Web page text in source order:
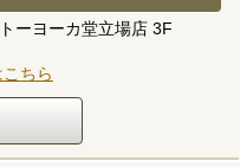
ーヨーカ堂立場店 3F
ちら